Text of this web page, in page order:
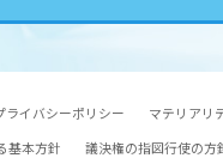
ライバシーポリシー
マテリアリ
基本方針
議決権の指図行使の方